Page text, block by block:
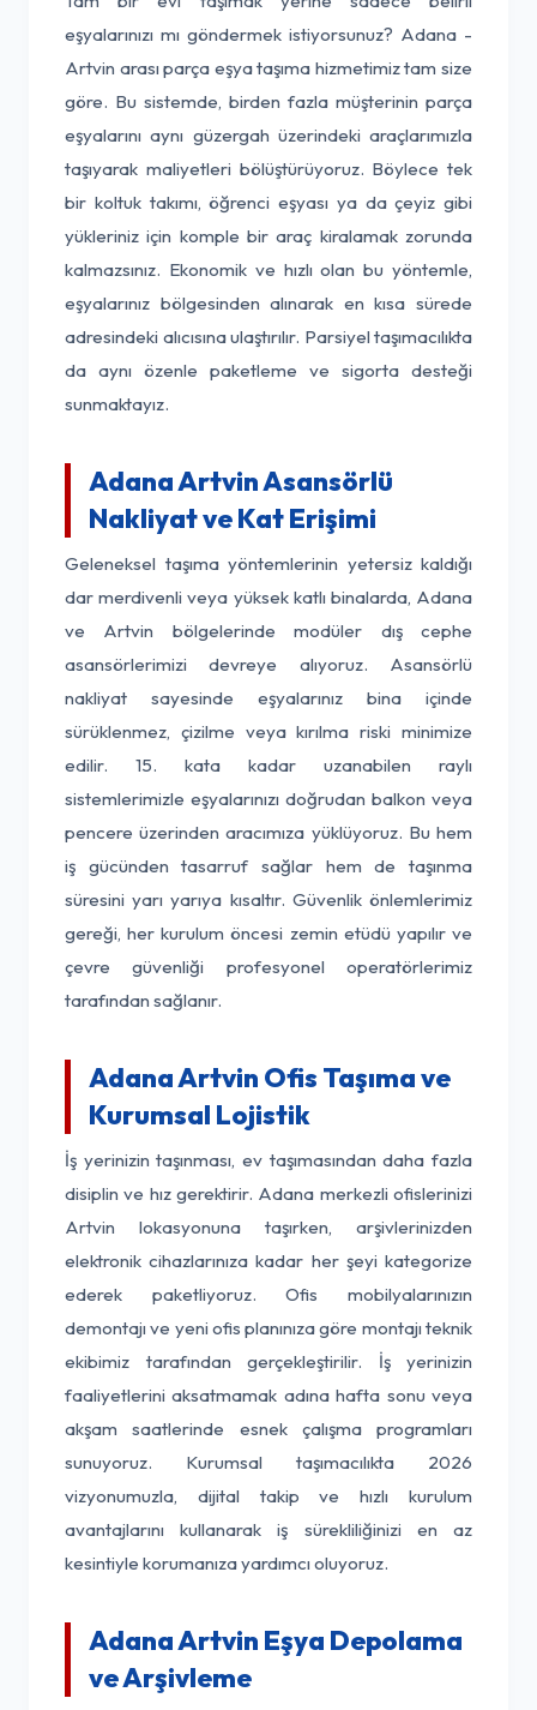
eşyalarınızı mı göndermek istiyorsunuz? Adana -
Artvin arası parça eşya taşıma hizmetimiz tam size
göre. Bu sistemde, birden fazla müşterinin parça
eşyalarını aynı güzergah üzerindeki araçlarımızla
taşıyarak maliyetleri bölüştürüyoruz. Böylece tek
bir koltuk takımı, öğrenci eşyası ya da çeyiz gibi
yükleriniz için komple bir araç kiralamak zorunda
kalmazsınız. Ekonomik ve hızlı olan bu yöntemle,
eşyalarınız bölgesinden alınarak en kısa sürede
adresindeki alıcısına ulaştırılır. Parsiyel taşımacılıkta
da aynı özenle paketleme ve sigorta desteği
sunmaktayız.
Adana Artvin Asansörlü
Nakliyat ve Kat Erişimi
Geleneksel taşıma yöntemlerinin yetersiz kaldığı
dar merdivenli veya yüksek katlı binalarda, Adana
ve Artvin bölgelerinde modüler dış cephe
asansörlerimizi devreye alıyoruz. Asansörlü
nakliyat sayesinde eşyalarınız bina içinde
sürüklenmez, çizilme veya kırılma riski minimize
edilir. 15. kata kadar uzanabilen raylı
sistemlerimizle eşyalarınızı doğrudan balkon veya
pencere üzerinden aracımıza yüklüyoruz. Bu hem
iş gücünden tasarruf sağlar hem de taşınma
süresini yarı yarıya kısaltır. Güvenlik önlemlerimiz
gereği, her kurulum öncesi zemin etüdü yapılır ve
çevre güvenliği profesyonel operatörlerimiz
tarafından sağlanır.
Adana Artvin Ofis Taşıma ve
Kurumsal Lojistik
İş yerinizin taşınması, ev taşımasından daha fazla
disiplin ve hız gerektirir. Adana merkezli ofislerinizi
Artvin lokasyonuna taşırken, arşivlerinizden
elektronik cihazlarınıza kadar her şeyi kategorize
ederek paketliyoruz. Ofis mobilyalarınızın
demontajı ve yeni ofis planınıza göre montajı teknik
ekibimiz tarafından gerçekleştirilir. İş yerinizin
faaliyetlerini aksatmamak adına hafta sonu veya
akşam saatlerinde esnek çalışma programları
sunuyoruz. Kurumsal taşımacılıkta 2026
vizyonumuzla, dijital takip ve hızlı kurulum
avantajlarını kullanarak iş sürekliliğinizi en az
kesintiyle korumanıza yardımcı oluyoruz.
Adana Artvin Eşya Depolama
ve Arşivleme